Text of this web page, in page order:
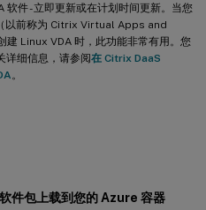
件 - 立即更新或在计划时间更新。当您
前称为 Citrix Virtual Apps and
Linux VDA 时，此功能非常有用。您
详细信息，请参阅在 Citrix DaaS
。
件包上载到您的 Azure 容器